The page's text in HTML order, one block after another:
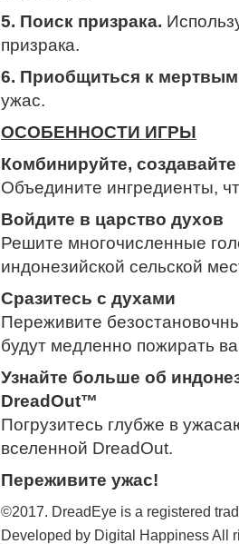
5. Поиск призрака.
призрака.
6. Приобщиться к
ужас.
ОСОБЕННОСТИ ИГРЫ
Комбинируйте,
Объедините ингредиенты,
Войдите в царство духов
Решите многочисленные
индонезийской сельской
Сразитесь с духами
Переживите
будут медленно пожирать
Узнайте больше об
DreadOut™
Погрузитесь глубже в
вселенной DreadOut.
Переживите ужас!
©2017. DreadEye is a registered
Developed by Digital Happiness All